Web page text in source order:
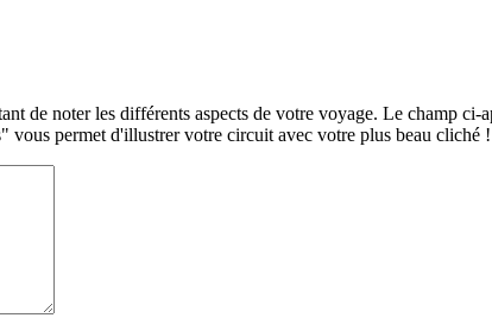
de noter les différents aspects de votre voyage. Le champ
vous permet d'illustrer votre circuit avec votre plus beau cliché !